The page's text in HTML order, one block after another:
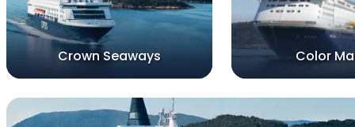
Crown Seaways Color